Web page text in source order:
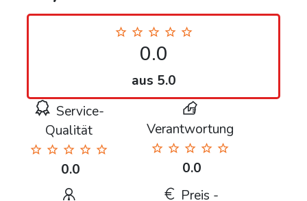
0.0
aus 5.0
Service-
Qualität
0.0
Verantwortung
0.0
Preis -